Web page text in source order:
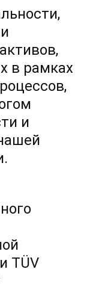
в рамках
и
TÜV